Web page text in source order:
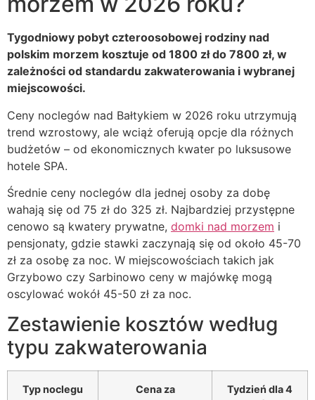
Tygodniowy pobyt czteroosobowej rodziny nad
polskim morzem kosztuje od 1800 zł do 7800 zł, w
zależności od standardu zakwaterowania i wybranej
miejscowości.
Ceny noclegów nad Bałtykiem w 2026 roku utrzymują
trend wzrostowy, ale wciąż oferują opcje dla różnych
budżetów – od ekonomicznych kwater po luksusowe
hotele SPA.
Średnie ceny noclegów dla jednej osoby za dobę
wahają się od 75 zł do 325 zł. Najbardziej przystępne
cenowo są kwatery prywatne, domki nad morzem i
pensjonaty, gdzie stawki zaczynają się od około 45-70
zł za osobę za noc. W miejscowościach takich jak
Grzybowo czy Sarbinowo ceny w majówkę mogą
oscylować wokół 45-50 zł za noc.
Zestawienie kosztów według
typu zakwaterowania
Typ noclegu
Cena za
Tydzień dla 4